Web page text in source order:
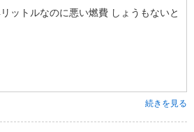
ットルなのに悪い燃費 しょうもないと
続きを見る